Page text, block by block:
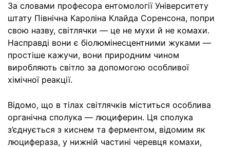
За словами професора ентомології Університету
штату Північна Кароліна Клайда Соренсона, попри
свою назву, світлячки — це не мухи й не комахи.
Насправді вони є біолюмінесцентними жуками —
простіше кажучи, вони природним чином
виробляють світло за допомогою особливої
хімічної реакції.
Відомо, що в тілах світлячків міститься особлива
органічна сполука — люциферин. Ця сполука
з’єднується з киснем та ферментом, відомим як
люцифераза, у нижній частині черевця комахи,